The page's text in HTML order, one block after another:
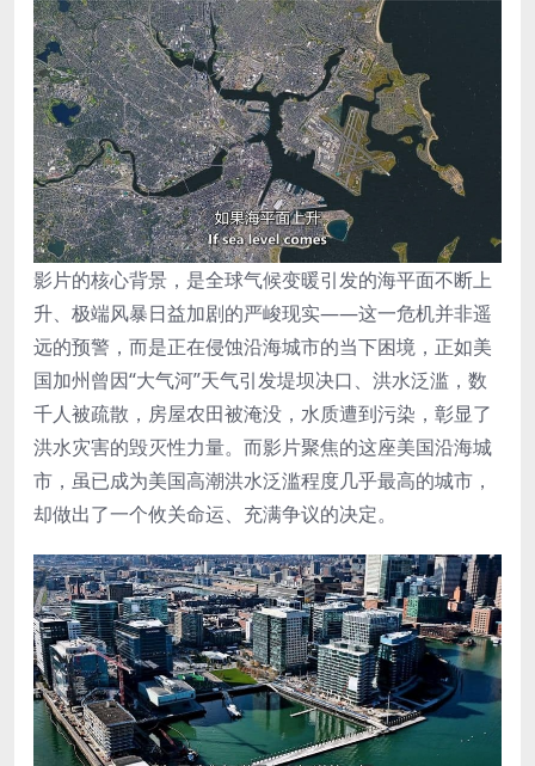
影片的核心背景，是全球气候变暖引发的海平面不断上
升、极端风暴日益加剧的严峻现实——这一危机并非遥
远的预警，而是正在侵蚀沿海城市的当下困境，正如美
国加州曾因“大气河”天气引发堤坝决口、洪水泛滥，数
千人被疏散，房屋农田被淹没，水质遭到污染，彰显了
洪水灾害的毁灭性力量。而影片聚焦的这座美国沿海城
市，虽已成为美国高潮洪水泛滥程度几乎最高的城市，
却做出了一个攸关命运、充满争议的决定。